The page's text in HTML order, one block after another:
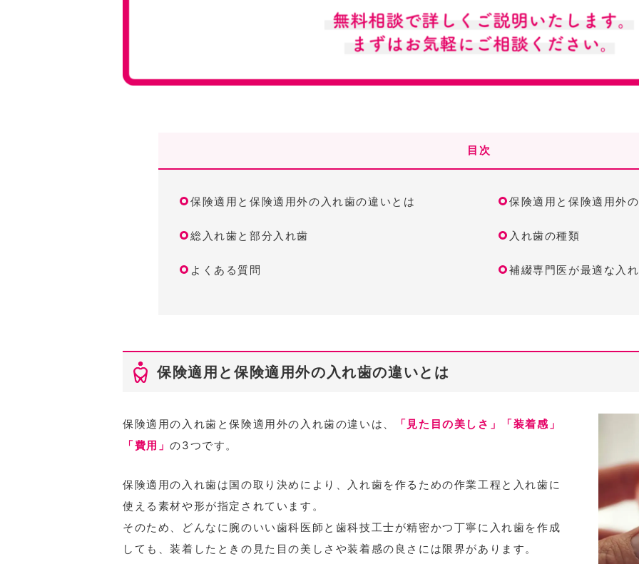
目次
保険適用と保険適用外の入れ歯の違いとは 保険適用と保険適用外
総入れ歯と部分入れ歯 入れ歯の種類
よくある質問 補綴専門医が最適な入
保険適用と保険適用外の入れ歯の違いとは
保険適用の入れ歯と保険適用外の入れ歯の違いは、
「見た目の美しさ」「装着感」
「費用」の3つです。
保険適用の入れ歯は国の取り決めにより、入れ歯を作るための作業工程と入れ歯に
使える素材や形が指定されています。
そのため、どんなに腕のいい歯科医師と歯科技工士が精密かつ丁寧に入れ歯を作成
しても、装着したときの見た目の美しさや装着感の良さには限界があります。